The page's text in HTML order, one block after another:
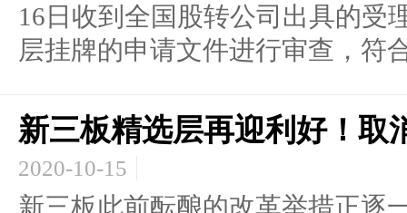
16日收到全国股转公司出具的受
层挂牌的申请文件进行审查，符
新三板精选层再迎利好！取
2020-10-15
新三板此前酝酿的改革举措正逐